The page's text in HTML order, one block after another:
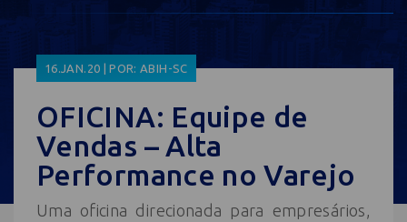
16.JAN.20 | POR: ABIH-SC
OFICINA: Equipe de
Vendas – Alta
Performance no Varejo
Uma oficina direcionada para empresários,